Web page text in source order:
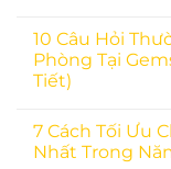
10 Câu Hỏi
Phòng Tại
Tiết)
7 Cách Tối Ưu
Nhất Trong